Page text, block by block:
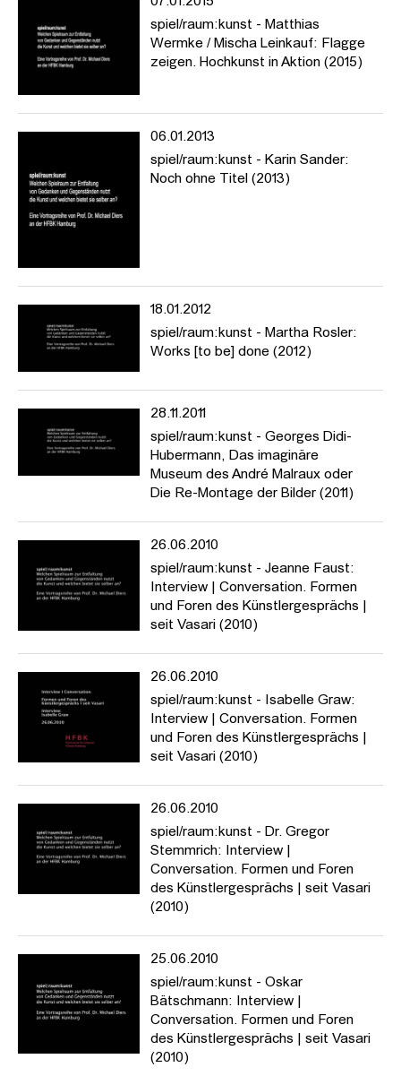
In Vorträgen und Nachgesprächen möchte die Reihe jene
Möglichkeiten des Zusammenspiels ausloten, die aus der
Koalition von Kunst und Wissen/schaften historisch erwachsen
sind oder sich gegenwärtig abzeichnen.
Die Vortragsreihe »spiel/raum:kunst« stellt prominente
das Verhältnis von Kunst und Wissen/schaften sowie der Künste
untereinander zum Thema haben (Kunst + Natur, Mathematik,
Technik, Spiel, Philosophie, Mode, Fotografie etc.). Vorgesehen
sind drei bis vier Vorträge im Lauf des Semesters, zu denen
namhafte Gäste eingeladen werden. Gefragt wird nach den
künstlerische Arbeit und ästhetische Erfahrung.
https://www.hfbk-hamburg.de/de/projekte/spielraumkunst/
spiel/raum:kunst - Matthias
Wermke / Mischa Leinkauf: Flagge
zeigen. Hochkunst in Aktion (2015)
06.01.2013
spiel/raum:kunst - Karin Sander:
Noch ohne Titel (2013)
18.01.2012
spiel/raum:kunst - Martha Rosler:
Works [to be] done (2012)
28.11.2011
spiel/raum:kunst - Georges Didi-
Hubermann, Das imaginäre
Museum des André Malraux oder
Die Re-Montage der Bilder (2011)
26.06.2010
spiel/raum:kunst - Jeanne Faust:
Interview | Conversation. Formen
und Foren des Künstlergesprächs |
seit Vasari (2010)
26.06.2010
spiel/raum:kunst - Isabelle Graw:
Interview | Conversation. Formen
und Foren des Künstlergesprächs |
seit Vasari (2010)
26.06.2010
spiel/raum:kunst - Dr. Gregor
Stemmrich: Interview |
Conversation. Formen und Foren
des Künstlergesprächs | seit Vasari
(2010)
25.06.2010
spiel/raum:kunst - Oskar
Bätschmann: Interview |
Conversation. Formen und Foren
des Künstlergesprächs | seit Vasari
(2010)